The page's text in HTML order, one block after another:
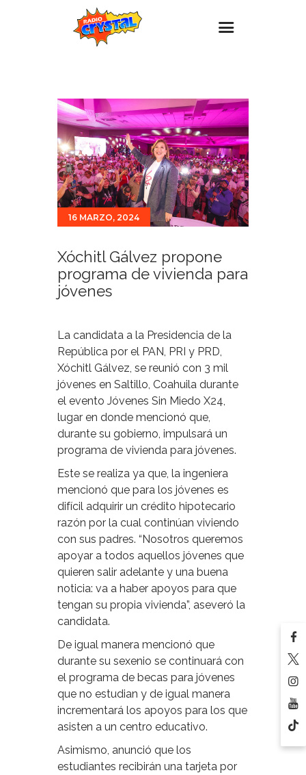
Estaciones
Eventos
Promociones
Noticias
Para ti
Contacto
16 MARZO, 2024
Xóchitl Gálvez propone
programa de vivienda para
jóvenes
La candidata a la Presidencia de la
República por el PAN, PRI y PRD,
Xóchitl Gálvez, se reunió con 3 mil
jóvenes en Saltillo, Coahuila durante
el evento Jóvenes Sin Miedo X24,
lugar en donde mencionó que,
durante su gobierno, impulsará un
programa de vivienda para jóvenes.
Este se realiza ya que, la ingeniera
mencionó que para los jóvenes es
difícil adquirir un crédito hipotecario
razón por la cual continúan viviendo
con sus padres. “Nosotros queremos
apoyar a todos aquellos jóvenes que
quieren salir adelante y una buena
noticia: va a haber apoyos para que
tengan su propia vivienda”, aseveró la
candidata.
De igual manera mencionó que
durante su sexenio se continuará con
el programa de becas para jóvenes
que no estudian y de igual manera
incrementará los apoyos para los que
asisten a un centro educativo.
Asimismo, anunció que los
estudiantes recibirán una tarjeta por